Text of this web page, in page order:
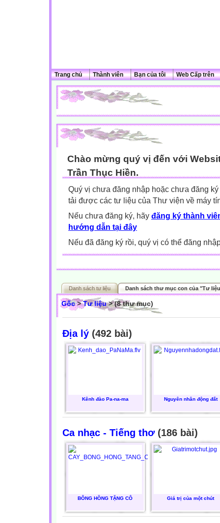
Trang chủ Thành viên Bạn của tôi Web Cấp trên
Chào mừng quý vị đến với
Trần Thục Hiền.
Quý vị chưa đăng nhập hoặc chưa đăng
tải được các tư liệu của Thư viện về máy
Nếu chưa đăng ký, hãy đăng ký thành
hướng dẫn tại đây
Nếu đã đăng ký rồi, quý vị có thể đăng
Danh sách tư liệu Danh sách thư mục con của "Tư
Gốc>Tư liệu> (8 thư mục)
Địa lý (492 bài)
Kênh đào Pa-na-ma Nguyên nhân động đất
Ca nhạc - Tiếng thơ(186 bài)
BÔNG HỒNG TẶNG CÔ Giá trị của một chút